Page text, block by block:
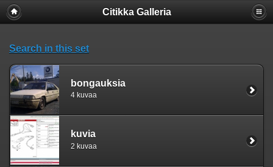
Citikka Galleria
Search in this set
bongauksia
4 kuvaa
kuvia
2 kuvaa